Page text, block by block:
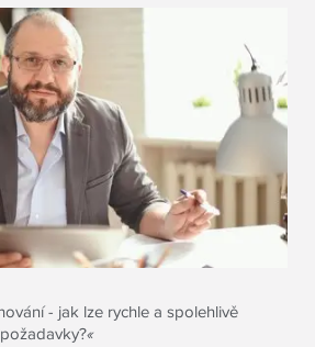
- jak lze rychle a spolehlivě
«